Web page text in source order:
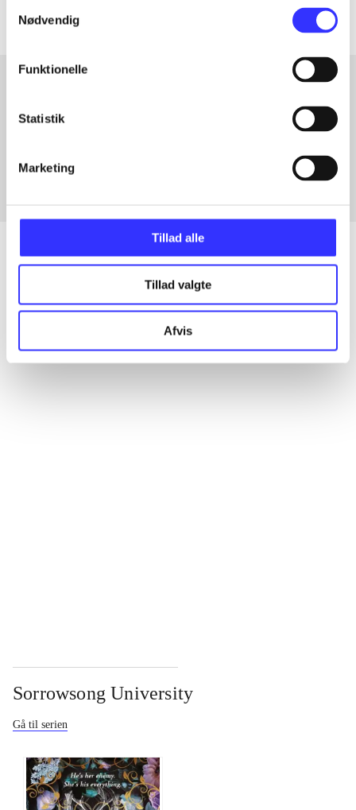
Nødvendig
Funktionelle
Statistik
Marketing
Tillad alle
Tillad valgte
Afvis
Artikler med samme emner
Artikler
...
Sorrowsong University
Gå til serien